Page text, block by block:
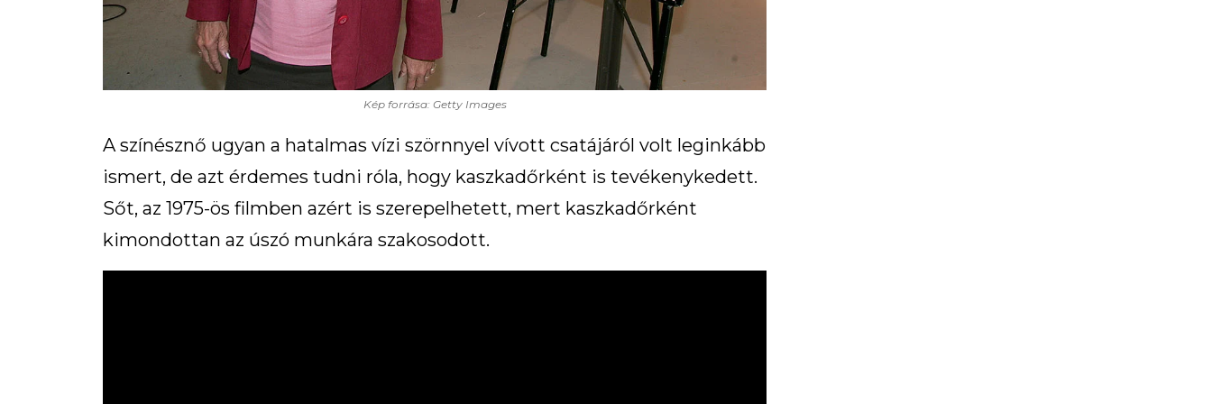
Kép forrása: Getty Images
A színésznő ugyan a hatalmas vízi szörnnyel vívott csatájáról volt leginkább
ismert, de azt érdemes tudni róla, hogy kaszkadőrként is tevékenykedett.
Sőt, az 1975-ös filmben azért is szerepelhetett, mert kaszkadőrként
kimondottan az úszó munkára szakosodott.